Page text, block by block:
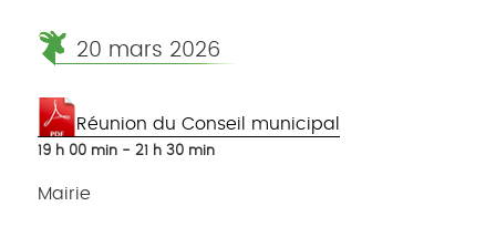
20 mars 2026
Réunion du Conseil municipal
19 h 00 min - 21 h 30 min
Mairie